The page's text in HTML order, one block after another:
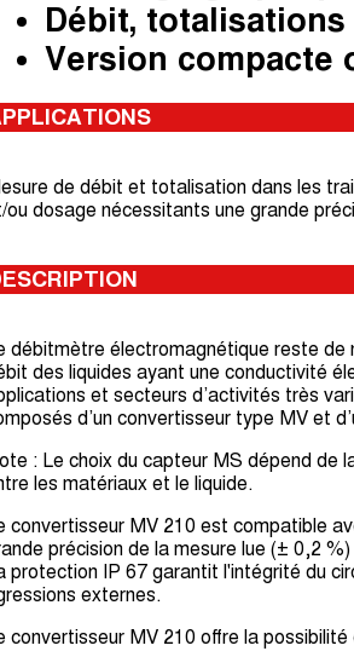
Débit,
Version compacte
de débit et totalisation dans les
ou dosage nécessitants une grande
débitmètre électromagnétique reste de
des liquides ayant une conductivité
et secteurs d’activités très
d’un convertisseur type MV et
: Le choix du capteur MS dépend de
les matériaux et le liquide.
convertisseur MV 210 est compatible
précision de la mesure lue (± 0,2
protection IP 67 garantit l'intégrité du
externes.
convertisseur MV 210 offre la